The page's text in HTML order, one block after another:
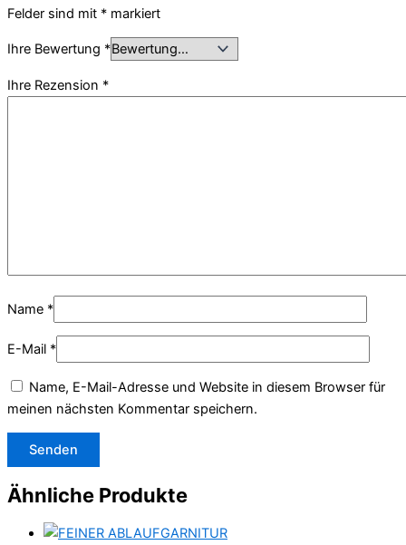
Felder sind mit * markiert
Ihre Bewertung *
Ihre Rezension *
Name *
E-Mail *
Name, E-Mail-Adresse und Website in diesem Browser für
meinen nächsten Kommentar speichern.
Ähnliche Produkte